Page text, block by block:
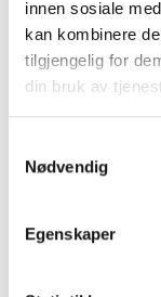
innen sosiale
kan kombinere
tilgjengelig for
din bruk av
Nødvendig
Egenskaper